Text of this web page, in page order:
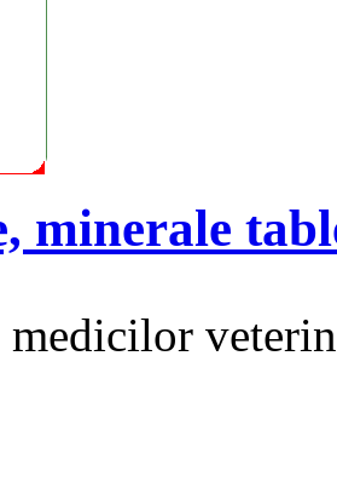
minerale
medicilor